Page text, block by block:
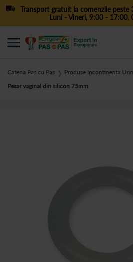
Transport gratuit la comenzile peste
Luni - Vineri, 9:00 - 17:00,
Catena Pas cu Pas ❯ Produse Incontinenta
Pesar vaginal din silicon 75mm